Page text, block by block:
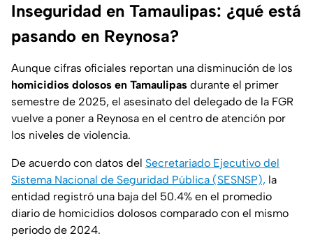
Inseguridad en Tamaulipas: ¿qué está
pasando en Reynosa?
Aunque cifras oficiales reportan una disminución de los
homicidios dolosos en Tamaulipas durante el primer
semestre de 2025, el asesinato del delegado de la FGR
vuelve a poner a Reynosa en el centro de atención por
los niveles de violencia.
De acuerdo con datos del Secretariado Ejecutivo del
Sistema Nacional de Seguridad Pública (SESNSP), la
entidad registró una baja del 50.4% en el promedio
diario de homicidios dolosos comparado con el mismo
periodo de 2024.